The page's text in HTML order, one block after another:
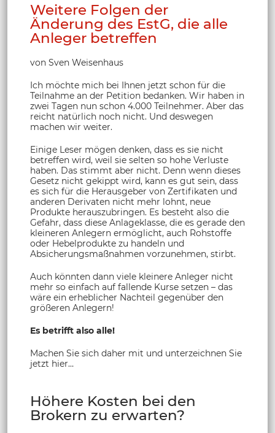
Weitere Folgen der
Änderung des EstG, die alle
Anleger betreffen
von Sven Weisenhaus
Ich möchte mich bei Ihnen jetzt schon für die
Teilnahme an der Petition bedanken. Wir haben in
zwei Tagen nun schon 4.000 Teilnehmer. Aber das
reicht natürlich noch nicht. Und deswegen
machen wir weiter.
Einige Leser mögen denken, dass es sie nicht
betreffen wird, weil sie selten so hohe Verluste
haben. Das stimmt aber nicht. Denn wenn dieses
Gesetz nicht gekippt wird, kann es gut sein, dass
es sich für die Herausgeber von Zertifikaten und
anderen Derivaten nicht mehr lohnt, neue
Produkte herauszubringen. Es besteht also die
Gefahr, dass diese Anlageklasse, die es gerade den
kleineren Anlegern ermöglicht, auch Rohstoffe
oder Hebelprodukte zu handeln und
Absicherungsmaßnahmen vorzunehmen, stirbt.
Auch könnten dann viele kleinere Anleger nicht
mehr so einfach auf fallende Kurse setzen – das
wäre ein erheblicher Nachteil gegenüber den
größeren Anlegern!
Es betrifft also alle!
Machen Sie sich daher mit und unterzeichnen Sie
jetzt hier…
Höhere Kosten bei den
Brokern zu erwarten?